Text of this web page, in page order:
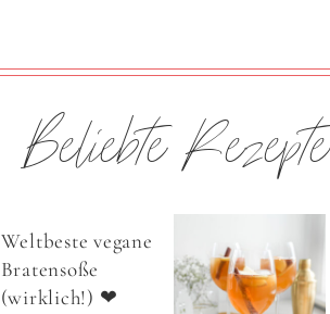
Beliebte Rezepte
Weltbeste vegane
Bratensoße
(wirklich!) ❤